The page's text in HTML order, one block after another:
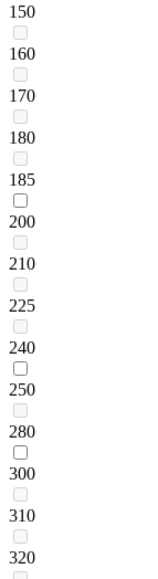
150
160
170
180
185
200
210
225
240
250
280
300
310
320